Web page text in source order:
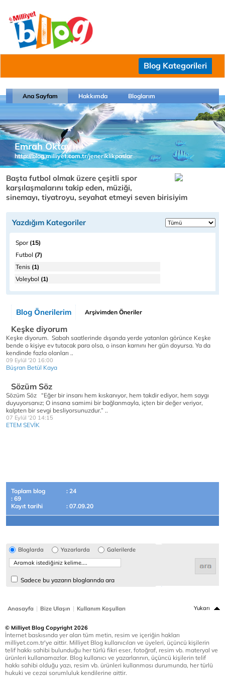
Blog Kategorileri
Ana Sayfam Hakkımda Bloglarım
Emrah Oktay
http://blog.milliyet.com.tr/jeneriklikpaslar
Başta futbol olmak üzere çeşitli spor
karşılaşmalarını takip eden, müziği,
sinemayı, tiyatroyu, seyahat etmeyi seven birisiyim
Yazdığım Kategoriler
Spor(15)
Futbol (7)
Tenis (1)
Voleybol (1)
Blog Önerilerim Arşivimden Öneriler
Keşke diyorum
Keşke diyorum. Sabah saatlerinde dışarıda yerde yatanları görünce Keşke
bende o kişiye ev tutacak para olsa, o insan karnını her gün doyursa. Ya da
kendinde fazla olanları ..
09 Eylül '20 16:00
Büşran Betül Kaya
Sözüm Söz
Sözüm Söz “Eğer bir insanı hem kıskanıyor, hem takdir ediyor, hem saygı
duyuyorsanız; O insana samimi bir bağlanmayla, içten bir değer veriyor,
kalpten bir sevgi besliyorsunuzdur.” ..
07 Eylül '20 14:15
ETEM SEVİK
Toplam blog
: 24
: 69
Kayıt tarihi
: 07.09.20
Bloglarda Yazarlarda Galerilerde
Sadece bu yazarın bloglarında ara
Anasayfa | Bize Ulaşın | Kullanım Koşulları Yukarı
© Milliyet Blog Copyright 2026
İnternet baskısında yer alan tüm metin, resim ve içeriğin hakları
milliyet.com.tr'ye aittir. Milliyet Blog kullanıcıları ve üyeleri, üçüncü kişilerin
telif hakkı sahibi bulunduğu her türlü fikri eser, fotoğraf, resim vb. materyal ve
ürünleri kullanamazlar. Blog kullanıcı ve yazarlarının, üçüncü kişilerin telif
hakkı sahibi olduğu yazı, resim vb. ürünleri kullanması durumunda, her türlü
hukuki ve cezai sorumluluk kendilerine aittir.